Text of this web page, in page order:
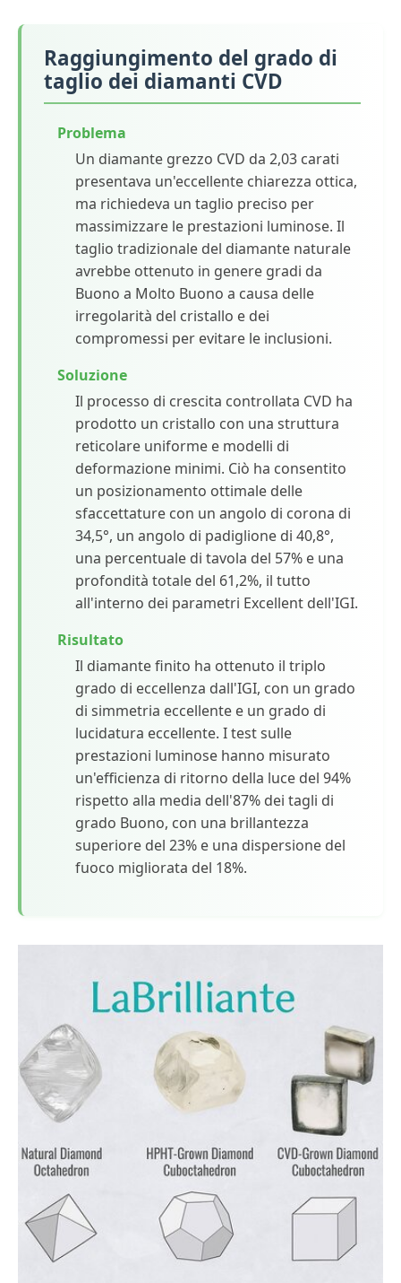
Raggiungimento del grado di
taglio dei diamanti CVD
Problema
Un diamante grezzo CVD da 2,03 carati
presentava un'eccellente chiarezza ottica,
ma richiedeva un taglio preciso per
massimizzare le prestazioni luminose. Il
taglio tradizionale del diamante naturale
avrebbe ottenuto in genere gradi da
Buono a Molto Buono a causa delle
irregolarità del cristallo e dei
compromessi per evitare le inclusioni.
Soluzione
Il processo di crescita controllata CVD ha
prodotto un cristallo con una struttura
reticolare uniforme e modelli di
deformazione minimi. Ciò ha consentito
un posizionamento ottimale delle
sfaccettature con un angolo di corona di
34,5°, un angolo di padiglione di 40,8°,
una percentuale di tavola del 57% e una
profondità totale del 61,2%, il tutto
all'interno dei parametri Excellent dell'IGI.
Risultato
Il diamante finito ha ottenuto il triplo
grado di eccellenza dall'IGI, con un grado
di simmetria eccellente e un grado di
lucidatura eccellente. I test sulle
prestazioni luminose hanno misurato
un'efficienza di ritorno della luce del 94%
rispetto alla media dell'87% dei tagli di
grado Buono, con una brillantezza
superiore del 23% e una dispersione del
fuoco migliorata del 18%.